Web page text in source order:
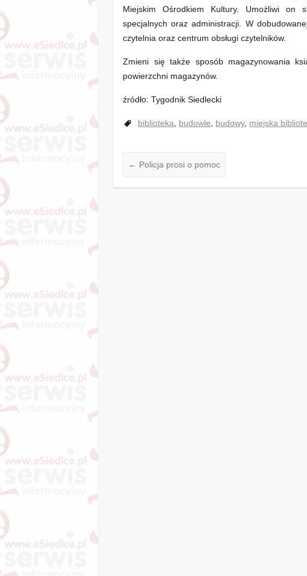
Miejskim Ośrodkiem Kultury. Umożliwi on
specjalnych oraz administracji. W
czytelnia oraz centrum obsługi czytelników.
Zmieni się także sposób magazynowania
powierzchni magazynów.
źródło: Tygodnik Siedlecki
biblioteka budowle budowy, miejska
← Policja prosi o pomoc